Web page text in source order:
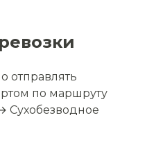
отправлять
по маршруту
Сухобезводное